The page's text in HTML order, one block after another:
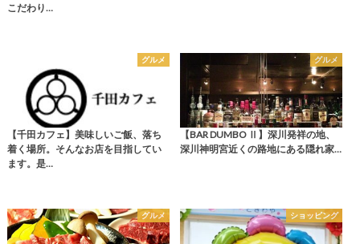
こだわり…
グルメ
【千田カフェ】美味しいご飯、落ち
着く場所。そんなお店を目指してい
ます。是…
グルメ
【BAR DUMBO Ⅱ】深川発祥の地、
深川神明宮近くの路地にある隠れ家…
グルメ ショッピング